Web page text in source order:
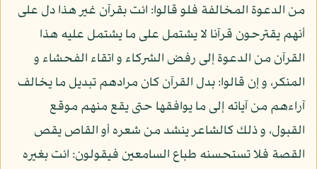
من الدعوة المخالفة فلو قالوا: ائت بقرآن غير هذا دل على
أنهم يقترحون قرآنا لا يشتمل على ما يشتمل عليه هذا
القرآن من الدعوة إلى رفض الشركاء و اتقاء الفحشاء و
المنكر، و إن قالوا: بدل القرآن كان مرادهم تبديل ما يخالف
آراءهم من آياته إلى ما يوافقها حتى يقع منهم موقع
القبول، و ذلك كالشاعر ينشد من شعره أو القاص يقص
القصة فلا تستحسنه طباع السامعين فيقولون: ائت بغيره